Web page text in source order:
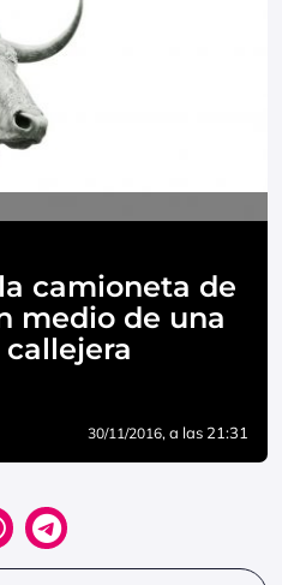
camioneta de
medio de una
30/11/2016, a las 21:31